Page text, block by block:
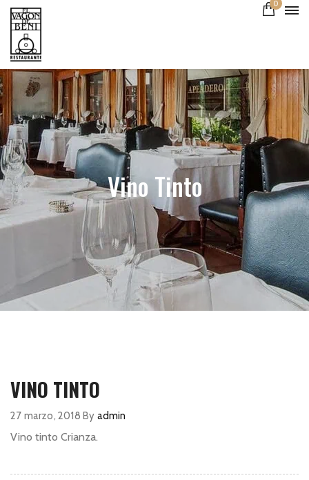
0
Vino Tinto
VINO TINTO
27 marzo, 2018 By admin
Vino tinto Crianza.